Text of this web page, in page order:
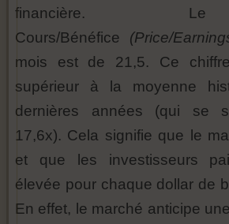
financière.
Cours/Bénéfice (Price/
mois est de 21,5. Ce
supérieur à la moyenne
dernières années (qui se
17,6x). Cela signifie que le
et que les investisseurs
élevée pour chaque dollar de
En effet, le marché anticipe